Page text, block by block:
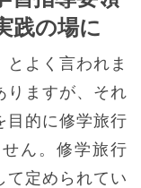
践の場に
よく言われま
りますが、それ
目的に修学旅行
ん。修学旅行
て定められてい